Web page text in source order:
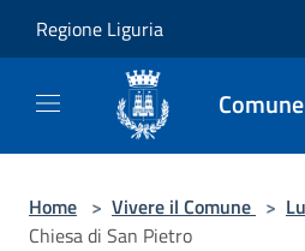
Regione Liguria
Home > Vivere il Comune >
Chiesa di San Pietro